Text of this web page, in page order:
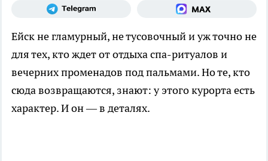
Ейск не гламурный, не тусовочный и уж точно не
для тех, кто ждет от отдыха спа-ритуалов и
вечерних променадов под пальмами. Но те, кто
сюда возвращаются, знают: у этого курорта есть
характер. И он — в деталях.